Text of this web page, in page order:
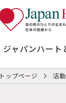
ジャパンハート
トップページ 活